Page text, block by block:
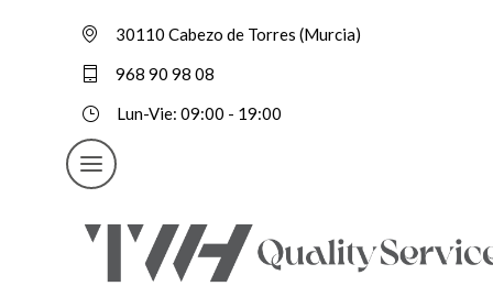
30110 Cabezo de Torres (Murcia)
968 90 98 08
Lun-Vie: 09:00 - 19:00